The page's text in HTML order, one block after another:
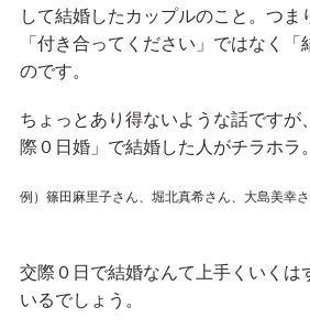
して結婚したカップルのこと。つま
「付き合ってください」ではなく
のです。
ちょっとあり得ないような話ですが
際０日婚」で結婚した人がチラホラ。
例）篠田麻里子さん、堀北真希さん、大島美幸
交際０日で結婚なんて上手くいく
いるでしょう。